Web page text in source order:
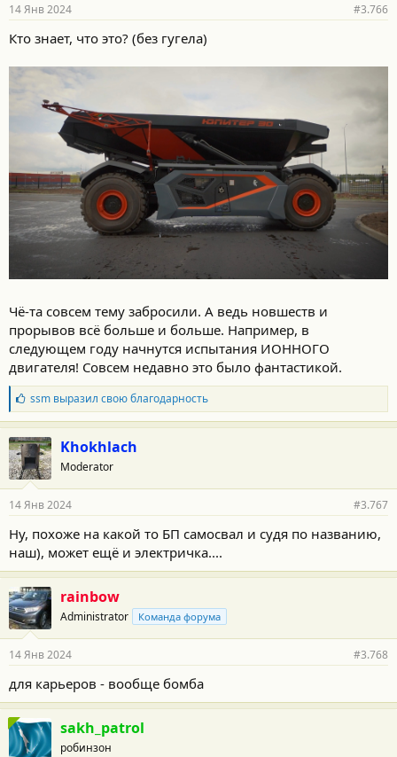
14 Янв 2024 #3.766
Кто знает, что это? (без гугела)
Чё-та совсем тему забросили. А ведь новшеств и
прорывов всё больше и больше. Например, в
следующем году начнутся испытания ИОННОГО
двигателя! Совсем недавно это было фантастикой.
Б
л
а
г
о
д
а
р
н
с
т
и
:
ssmвыразил свою благодарность
Khokhlach
Moderator
14 Янв 2024 #3.767
Ну, похоже на какой то БП самосвал и судя по названию,
наш), может ещё и электричка....
rainbow
Administrator Команда форума
14 Янв 2024 #3.768
для карьеров - вообще бомба
sakh_patrol
робинзон